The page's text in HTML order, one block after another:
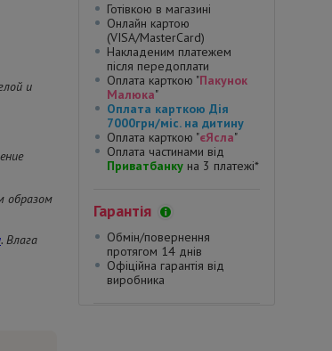
и
образом
. Влага
Готівкою в магазині
Онлайн картою
(VISA/MasterCard)
Накладеним платежем
після передоплати
Оплата карткою "Пакунок
Малюка"
Оплата карткою Дія
7000грн/міс. на дитину
Оплата карткою "єЯсла"
Оплата частинами від
Приватбанку на 3 платежі*
Гарантія
Обмін/повернення
протягом 14 днів
Офіційна гарантія від
виробника